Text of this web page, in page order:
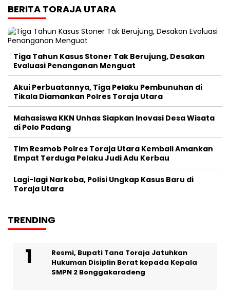
BERITA TORAJA UTARA
Tiga Tahun Kasus Stoner Tak Berujung, Desakan
Evaluasi Penanganan Menguat
Akui Perbuatannya, Tiga Pelaku Pembunuhan di
Tikala Diamankan Polres Toraja Utara
Mahasiswa KKN Unhas Siapkan Inovasi Desa Wisata
di Polo Padang
Tim Resmob Polres Toraja Utara Kembali Amankan
Empat Terduga Pelaku Judi Adu Kerbau
Lagi-lagi Narkoba, Polisi Ungkap Kasus Baru di
Toraja Utara
TRENDING
Resmi, Bupati Tana Toraja Jatuhkan
Hukuman Disiplin Berat kepada Kepala
SMPN 2 Bonggakaradeng